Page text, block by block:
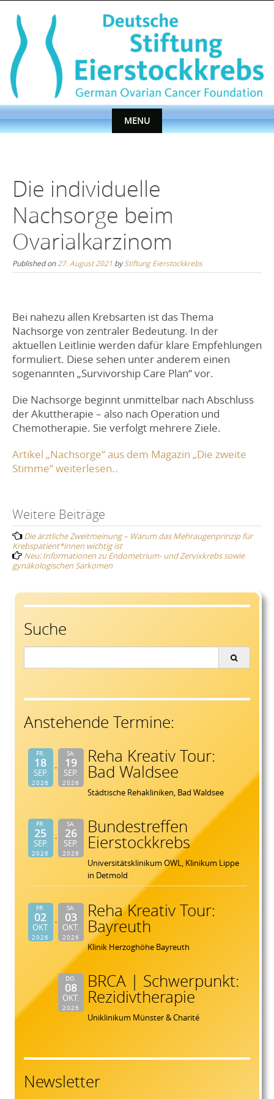
content
MENU
Die individuelle
Nachsorge beim
Ovarialkarzinom
Published on27. August 2021 byStiftung Eierstockkrebs
Bei nahezu allen Krebsarten ist das Thema
Nachsorge von zentraler Bedeutung. In der
aktuellen Leitlinie werden dafür klare Empfehlungen
formuliert. Diese sehen unter anderem einen
sogenannten „Survivorship Care Plan“ vor.
Die Nachsorge beginnt unmittelbar nach Abschluss
der Akuttherapie – also nach Operation und
Chemotherapie. Sie verfolgt mehrere Ziele.
Artikel „Nachsorge“ aus dem Magazin „Die zweite
Stimme“ weiterlesen..
Post
navigation
Weitere Beiträge
Die ärztliche Zweitmeinung – Warum das Mehraugenprinzip für
Krebspatient*innen wichtig ist
Neu: Informationen zu Endometrium- und Zervixkrebs sowie
gynäkologischen Sarkomen
Suche
Anstehende Termine:
FR.
18
SEP.
2026
SA.
19
SEP.
2026
Reha Kreativ Tour:
Bad Waldsee
Städtische Rehakliniken, Bad Waldsee
FR.
25
SEP.
2026
SA.
26
SEP.
2026
Bundestreffen
Eierstockkrebs
Universitätsklinikum OWL, Klinikum Lippe
in Detmold
FR.
02
OKT.
2026
SA.
03
OKT.
2026
Reha Kreativ Tour:
Bayreuth
Klinik Herzoghöhe Bayreuth
DO.
08
OKT.
2026
BRCA | Schwerpunkt:
Rezidivtherapie
Uniklinikum Münster & Charité
Newsletter